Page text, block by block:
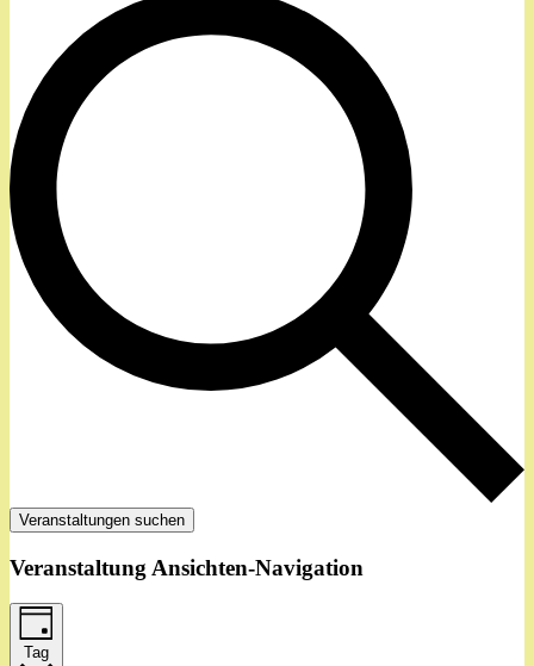
Veranstaltungen suchen
Veranstaltung Ansichten-Navigation
Tag